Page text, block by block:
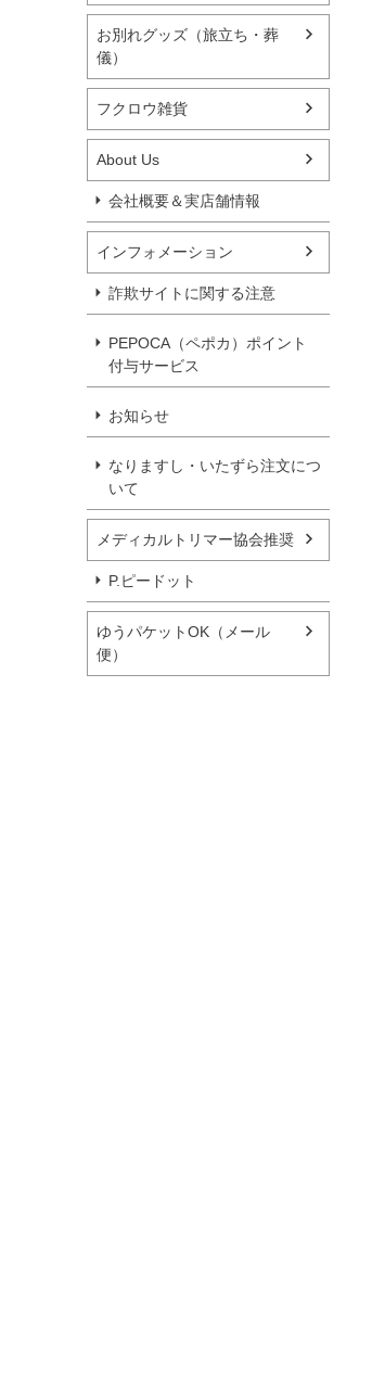
お別れグッズ（旅立ち・葬
儀）
フクロウ雑貨
About Us
会社概要＆実店舗情報
インフォメーション
詐欺サイトに関する注意
PEPOCA（ペポカ）ポイント
付与サービス
お知らせ
なりますし・いたずら注文につ
いて
メディカルトリマー協会推奨
P.ピードット
ゆうパケットOK（メール
便）